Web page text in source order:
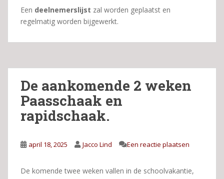
Een deelnemerslijst zal worden geplaatst en
regelmatig worden bijgewerkt.
De aankomende 2 weken
Paasschaak en
rapidschaak.
april 18, 2025 Jacco Lind Een reactie plaatsen
De komende twee weken vallen in de schoolvakantie,